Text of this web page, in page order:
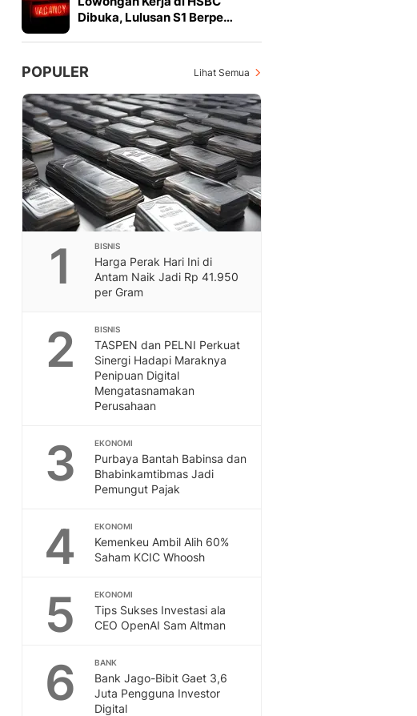
Dibuka, Lulusan S1 Berpe…
POPULER Lihat Semua
1 BISNIS
Harga Perak Hari Ini di
Antam Naik Jadi Rp 41.950
per Gram
2 BISNIS
TASPEN dan PELNI Perkuat
Sinergi Hadapi Maraknya
Penipuan Digital
Mengatasnamakan
Perusahaan
3 EKONOMI
Purbaya Bantah Babinsa dan
Bhabinkamtibmas Jadi
Pemungut Pajak
4 EKONOMI
Kemenkeu Ambil Alih 60%
Saham KCIC Whoosh
5 EKONOMI
Tips Sukses Investasi ala
CEO OpenAI Sam Altman
6 BANK
Bank Jago-Bibit Gaet 3,6
Juta Pengguna Investor
Digital